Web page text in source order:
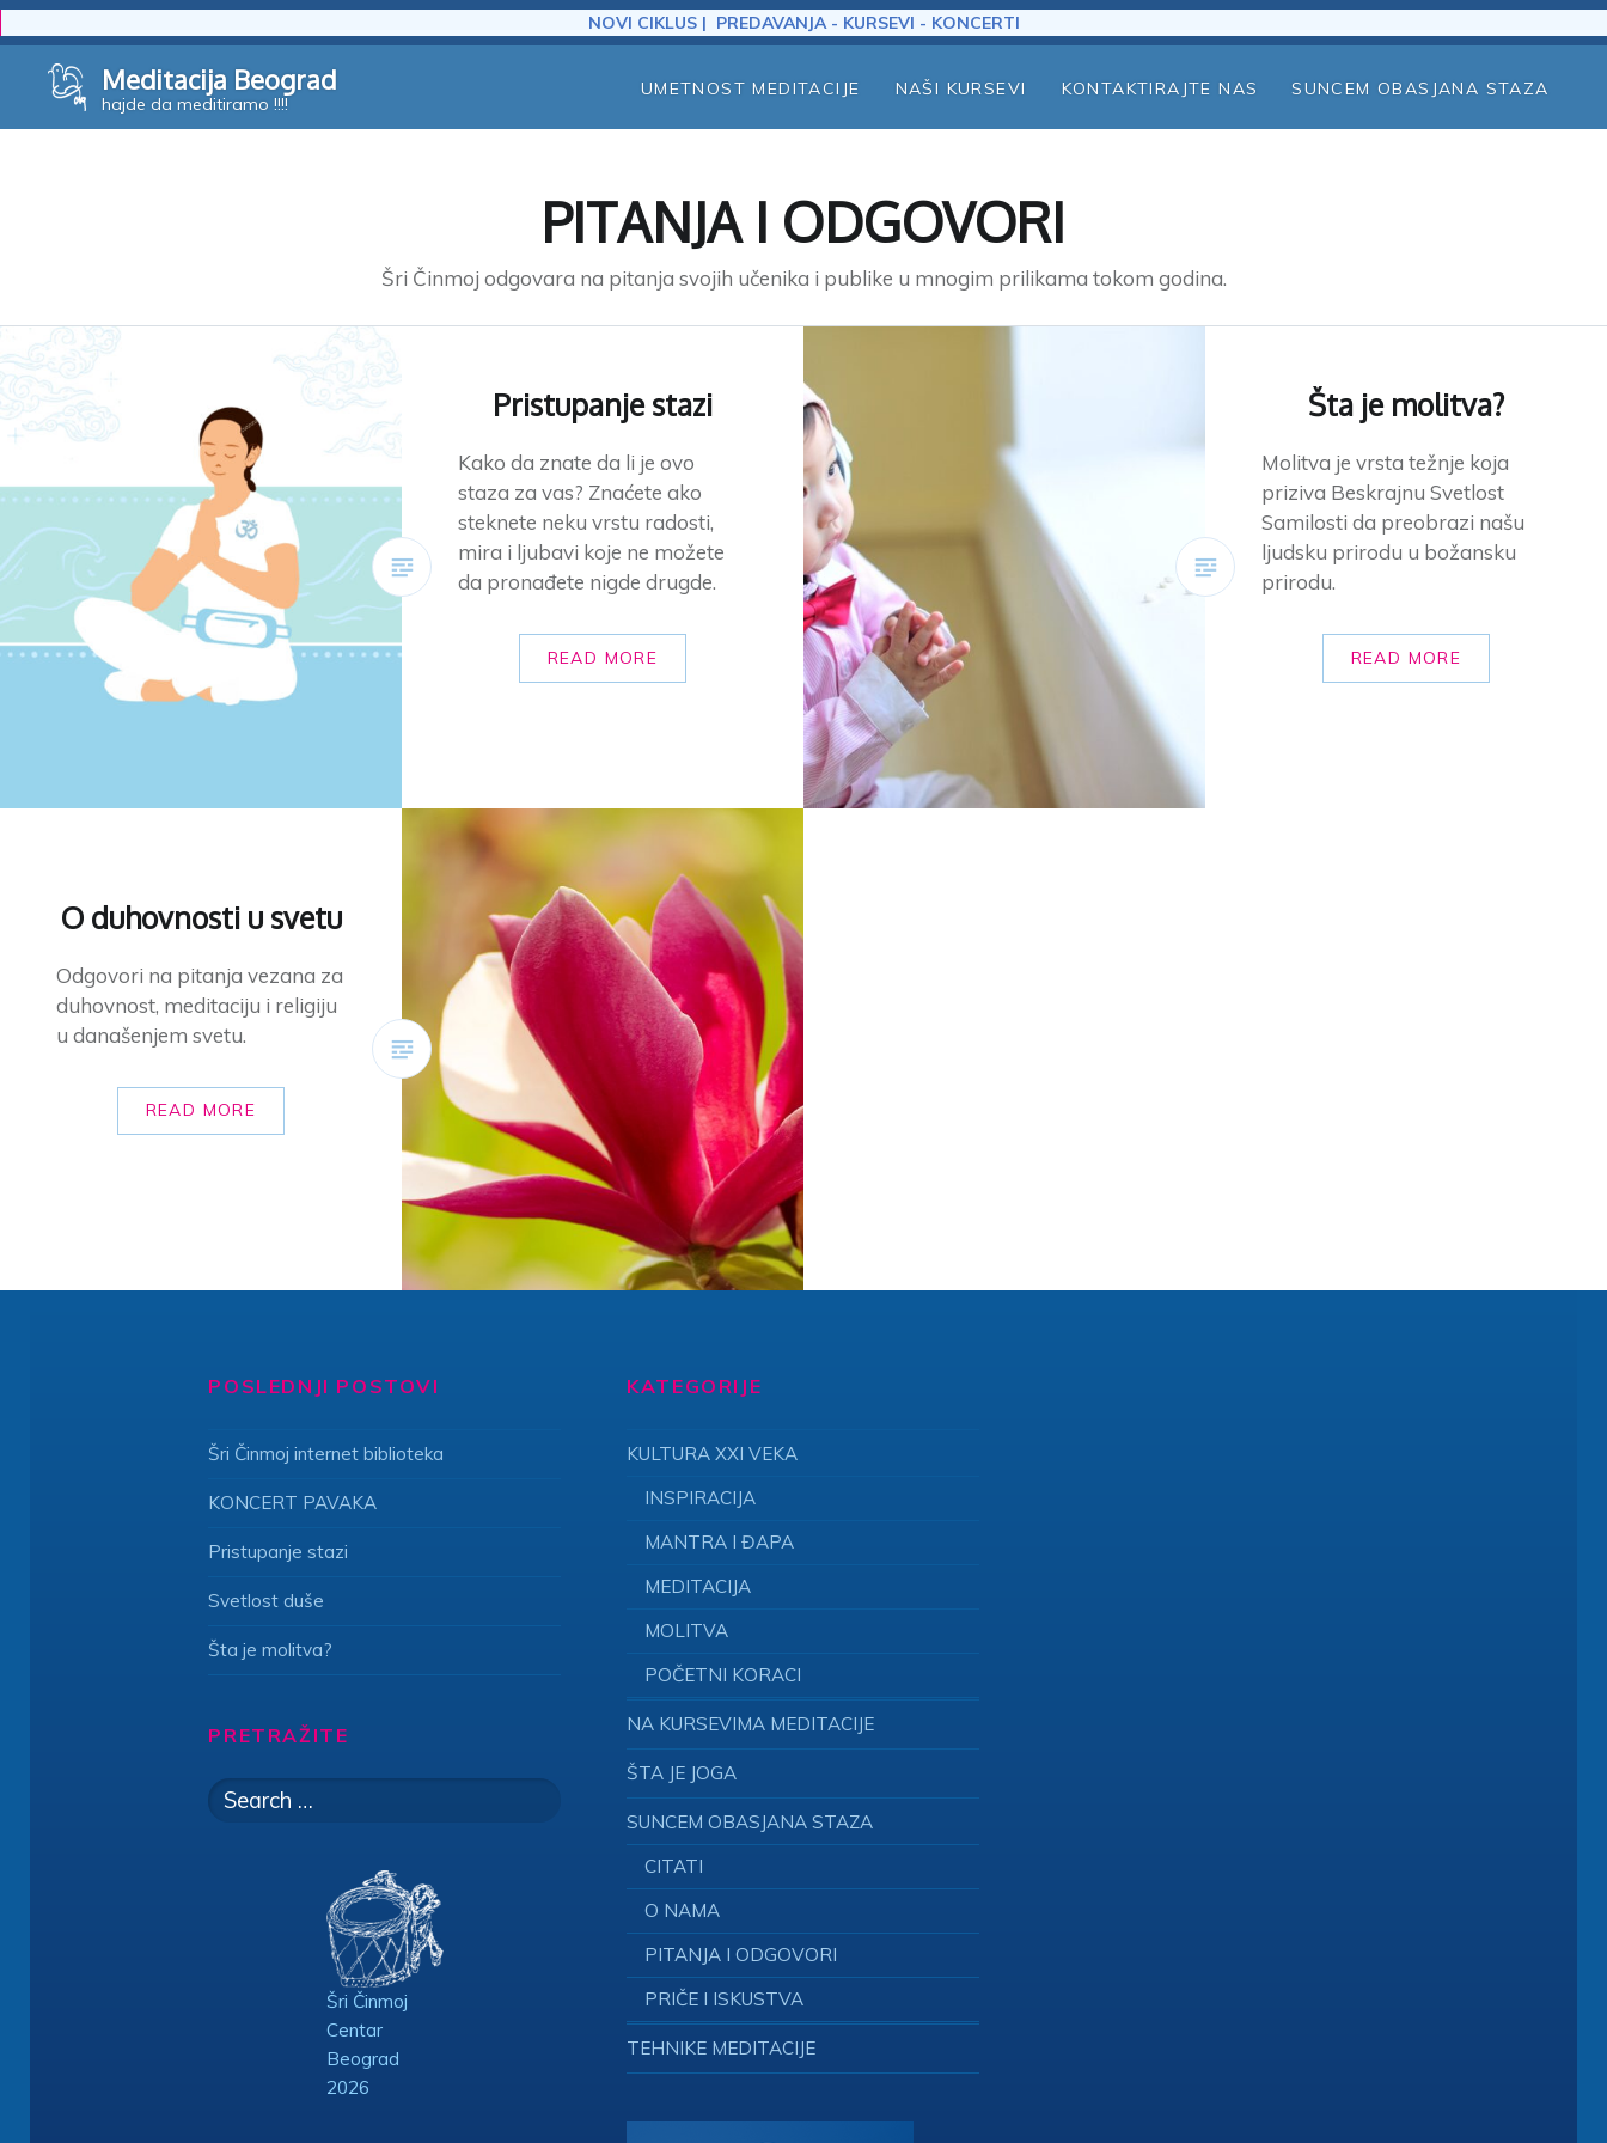
NOVI CIKLUS | PREDAVANJA - KURSEVI - KONCERTI
content
Meditacija Beograd
hajde da meditiramo !!!!
UMETNOST MEDITACIJE NAŠI KURSEVI KONTAKTIRAJTE NAS SUNCEM OBASJANA STAZA
PITANJA I ODGOVORI
Šri Činmoj odgovara na pitanja svojih učenika i publike u mnogim prilikama tokom godina.
Pristupanje stazi
Kako da znate da li je ovo
staza za vas? Znaćete ako
steknete neku vrstu radosti,
mira i ljubavi koje ne možete
da pronađete nigde drugde.
READ MORE
Šta je molitva?
Molitva je vrsta težnje koja
priziva Beskrajnu Svetlost
Samilosti da preobrazi našu
ljudsku prirodu u božansku
prirodu.
READ MORE
O duhovnosti u svetu
Odgovori na pitanja vezana za
duhovnost, meditaciju i religiju
u današenjem svetu.
READ MORE
POSLEDNJI POSTOVI
Šri Činmoj internet biblioteka
KONCERT PAVAKA
Pristupanje stazi
Svetlost duše
Šta je molitva?
PRETRAŽITE
Search
Šri Činmoj
Centar
Beograd
2026
KATEGORIJE
KULTURA XXI VEKA
INSPIRACIJA
MANTRA I ĐAPA
MEDITACIJA
MOLITVA
POČETNI KORACI
NA KURSEVIMA MEDITACIJE
ŠTA JE JOGA
SUNCEM OBASJANA STAZA
CITATI
O NAMA
PITANJA I ODGOVORI
PRIČE I ISKUSTVA
TEHNIKE MEDITACIJE